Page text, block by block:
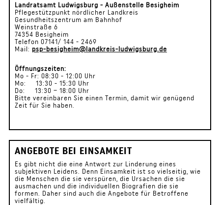
Landratsamt Ludwigsburg - Außenstelle Besigheim
Pflegestützpunkt nördlicher Landkreis
Gesundheitszentrum am Bahnhof
Weinstraße 6
74354 Besigheim
Telefon 07141/ 144 - 2469
Mail: psp-besigheim@landkreis-ludwigsburg.de
Öffnungszeiten:
Mo - Fr: 08:30 - 12:00 Uhr
Mo: 13:30 - 15:30 Uhr
Do: 13:30 – 18:00 Uhr
Bitte vereinbaren Sie einen Termin, damit wir genügend
Zeit für Sie haben.
ANGEBOTE BEI EINSAMKEIT
Es gibt nicht die eine Antwort zur Linderung eines
subjektiven Leidens. Denn Einsamkeit ist so vielseitig, wie
die Menschen die sie verspüren, die Ursachen die sie
ausmachen und die individuellen Biografien die sie
formen. Daher sind auch die Angebote für Betroffene
vielfältig.